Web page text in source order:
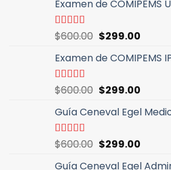
Examen de COMIPEMS
Valorado
con
de 5
$600.00 El
original
$600.00.
$299.00El
actual
$299.00.
Examen de COMIPEMS
Valorado
con
5
$600.00 El
original
$600.00.
$299.00El
actual
$299.00.
Guía Ceneval Egel
Valorado
con
5
$600.00 El
$299.00El
Guía Ceneval Egel